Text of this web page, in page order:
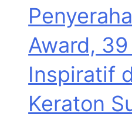
Award,
Inspiratif
Keraton